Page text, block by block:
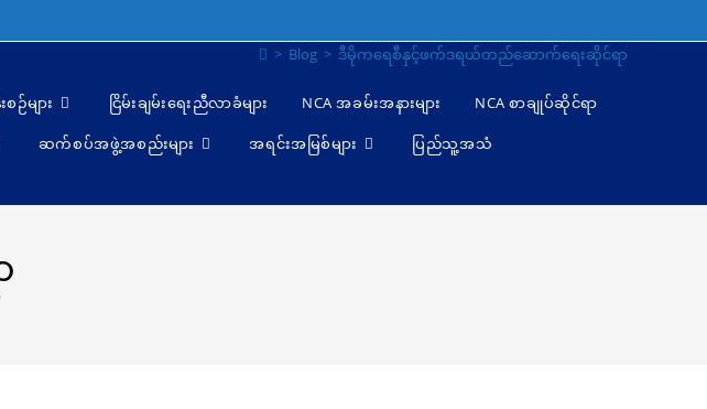
> Blog > ဒီမိုကရေစီနှင့်ဖက်ဒရယ်တည်ဆောက်ရေးဆိုင်ရာ
ဉ်များ ငြိမ်းချမ်းရေးညီလာခံများ NCA အခမ်းအနားများ NCA စာချုပ်ဆိုင်ရာ
ဆက်စပ်အဖွဲ့အစည်းများ အရင်းအမြစ်များ ပြည်သူ့အသံ